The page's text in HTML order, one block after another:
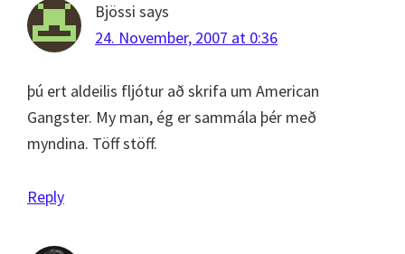
Bjössi says
24. November, 2007 at 0:36
þú ert aldeilis fljótur að skrifa um American
Gangster. My man, ég er sammála þér með
myndina. Töff stöff.
Reply